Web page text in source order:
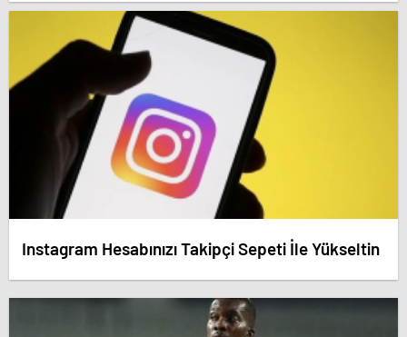
dedirten savunma! – Antalya haberleri
Instagram Hesabınızı Takipçi Sepeti İle Yükseltin